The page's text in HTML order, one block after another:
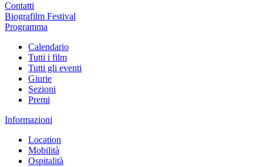
Contatti
Biografilm Festival
Programma
Calendario
Tutti i film
Tutti gli eventi
Giurie
Sezioni
Premi
Informazioni
Location
Mobilità
Ospitalità